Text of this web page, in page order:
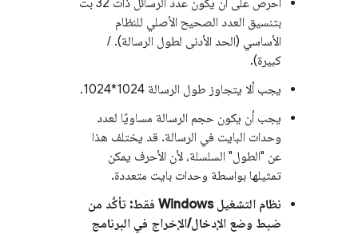
احرص على أن يكون عدد الرسائل ذات 32 بت
بتنسيق العدد الصحيح الأصلي للنظام
الأساسي (الحد الأدنى لطول الرسالة). /
كبيرة).
يجب ألا يتجاوز طول الرسالة 1024*1024.
يجب أن يكون حجم الرسالة مساويًا لعدد
وحدات البايت في الرسالة. قد يختلف هذا
عن "الطول" السلسلة، لأن الأحرف يمكن
تمثيلها بواسطة وحدات بايت متعددة.
نظام التشغيل Windows فقط: تأكَّد من
ضبط وضع الإدخال/الإخراج في البرنامج